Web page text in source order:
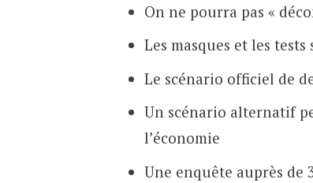
On ne pourra pas «
Les masques et les
Le scénario officiel de
Un scénario alternatif
l’économie
Une enquête auprès de